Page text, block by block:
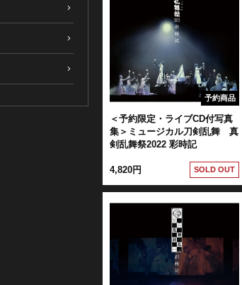
予約商品
＜予約限定・ライブCD付写真
集＞ミュージカル刀剣乱舞 真
剣乱舞祭2022 彩時記
4,820円 SOLD OUT